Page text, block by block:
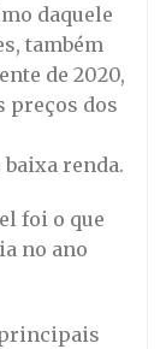
daquele
também
de 2020,
preços dos
renda.
foi o que
no ano
principais